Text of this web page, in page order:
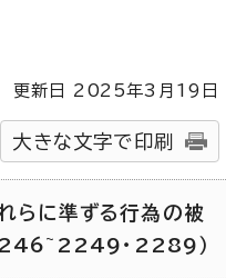
新日 2025年3月 19 日
大きな文字で印刷
れらに準ずる行為の被
・2289）